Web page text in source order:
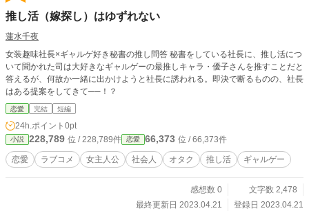
わる年月が経とうとも、その思い出はずっと輝いてる。 ゲームとしては一人の
女の子とくっついてるんだと思いますが、あくまでCM風なので… 他の女の子た
ちも登場してほしいわけです。一人一人、お礼を言ってくれるイメージです。
楽しんでくださるとうれしいです。 夏(天空のカラーキャンバス)は別のアプリに
載っていますが、シリーズで揃えたかったので、タイトルと内容を変更して載せ
ています。 動画・音声投稿サイトに使用する場合は、使用許可は不要ですが一
言いただけると嬉しいです。 非常に喜びます。 自作発言、転載はご遠慮くださ
い。 著作権は放棄しておりません。 使用の際は作者名を記載してください。
推し活（嫁探し）はゆずれない
蓮水千夜
女装趣味社長×ギャルゲ好き秘書の推し問答 秘書をしている社長に、推し活につ
いて聞かれた司は大好きなギャルゲーの最推しキャラ・優子さんを推すことだと
答えるが、何故か一緒に出かけようと社長に誘われる。即決で断るものの、社長
はある提案をしてきて──！？
恋愛 完結 短編
24h.ポイント 0pt
小説 228,789 位 / 228,789件 恋愛 66,373 位 / 66,373件
恋愛 ラブコメ 女主人公 社会人 オタク 推し活 ギャルゲー
感想数 0
文字数 2,478
最終更新日 2023.04.21
登録日 2023.04.21